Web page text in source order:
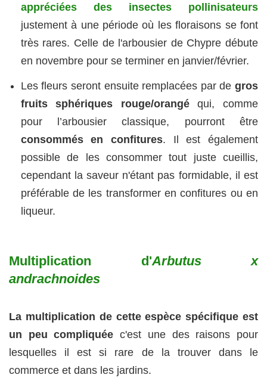
appréciées des insectes pollinisateurs
justement à une période où les floraisons se font
très rares. Celle de l'arbousier de Chypre débute
en novembre pour se terminer en janvier/février.
Les fleurs seront ensuite remplacées par de gros
fruits sphériques rouge/orangéqui, comme
pour l’arbousier classique, pourront être
consommés en confitures. Il est également
possible de les consommer tout juste cueillis,
cependant la saveur n'étant pas formidable, il est
préférable de les transformer en confitures ou en
liqueur.
Multiplication d'Arbutus x
andrachnoides
La multiplication de cette espèce spécifique est
un peu compliquée c'est une des raisons pour
lesquelles il est si rare de la trouver dans le
commerce et dans les jardins.